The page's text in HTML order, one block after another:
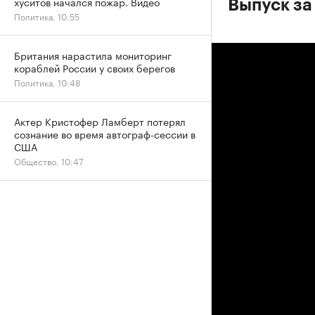
Выпуск
Политика, 10:55
Британия нарастила мониторинг
кораблей России у своих берегов
Политика, 10:48
Актер Кристофер Ламберт потерял
сознание во время автограф-сессии в
США
Общество, 10:47